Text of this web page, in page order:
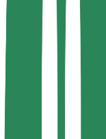
Flotily
Společnost